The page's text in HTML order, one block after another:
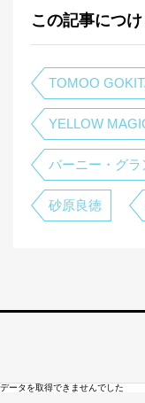
この記事につ
TOMOO
YELLOW
バーニー・グラ
砂原良徳
データを取得できませんでした